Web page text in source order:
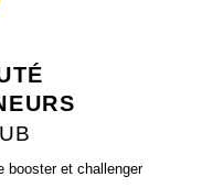
booster et challenger